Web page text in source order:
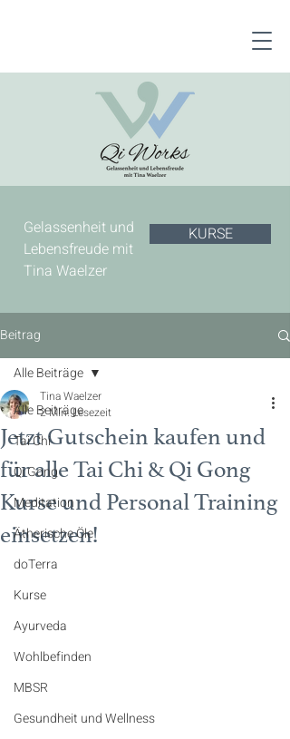
Gelassenheit und
Lebensfreude mit
Tina Waelzer
KURSE
Beitrag
Alle Beiträge
Tai Chi
Qi Gong
Meditation
Ätherische Öle
doTerra
Kurse
Ayurveda
Wohlbefinden
MBSR
Gesundheit und Wellness
Alle Beiträge
Jetzt Gutschein kaufen und
für alle Tai Chi & Qi Gong
Kurse und Personal Training
einsetzen!
Tina Waelzer
2 Min. Lesezeit